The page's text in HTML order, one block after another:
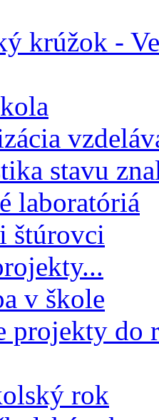
krúžok -
stavu
laboratóriá
štúrovci
v škole
projekty do
rok